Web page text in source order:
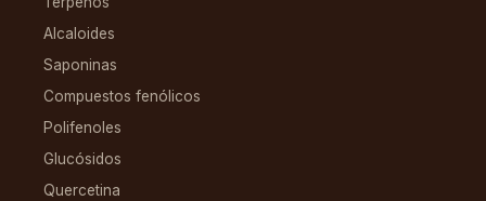
Alcaloides
Saponinas
Compuestos fenólicos
Polifenoles
Glucósidos
Quercetina